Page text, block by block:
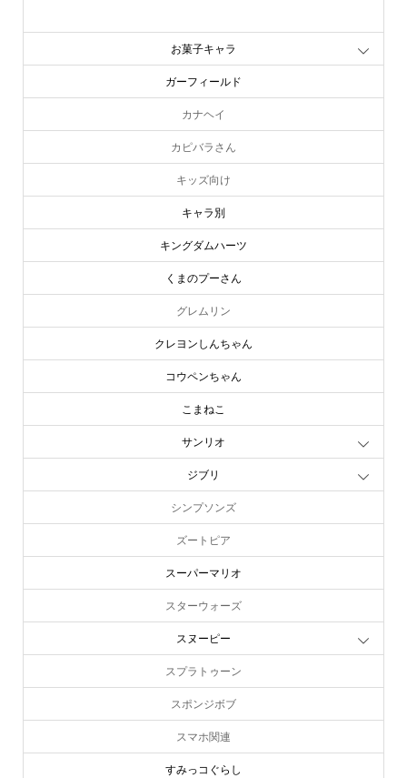
お菓子キャラ
ガーフィールド
カナヘイ
カピバラさん
キッズ向け
キャラ別
キングダムハーツ
くまのプーさん
グレムリン
クレヨンしんちゃん
コウペンちゃん
こまねこ
サンリオ
ジブリ
シンプソンズ
ズートピア
スーパーマリオ
スターウォーズ
スヌーピー
スプラトゥーン
スポンジボブ
スマホ関連
すみっコぐらし